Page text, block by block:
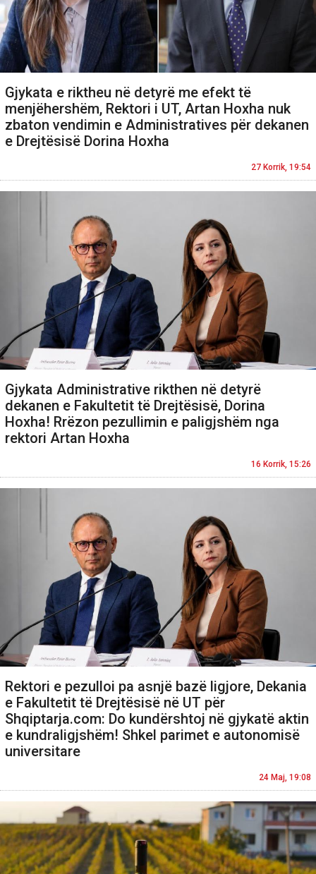
Gjykata e riktheu në detyrë me efekt të
menjëhershëm, Rektori i UT, Artan Hoxha nuk
zbaton vendimin e Administratives për dekanen
e Drejtësisë Dorina Hoxha
27 Korrik, 19:54
Gjykata Administrative rikthen në detyrë
dekanen e Fakultetit të Drejtësisë, Dorina
Hoxha! Rrëzon pezullimin e paligjshëm nga
rektori Artan Hoxha
16 Korrik, 15:26
Rektori e pezulloi pa asnjë bazë ligjore, Dekania
e Fakultetit të Drejtësisë në UT për
Shqiptarja.com: Do kundërshtoj në gjykatë aktin
e kundraligjshëm! Shkel parimet e autonomisë
universitare
24 Maj, 19:08